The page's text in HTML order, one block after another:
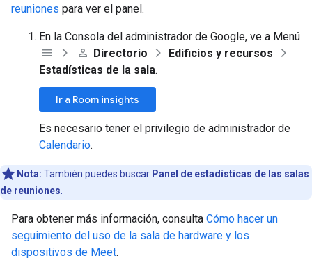
reuniones para ver el panel.
En la Consola del administrador de Google, ve a Menú
Directorio
Edificios y recursos
Estadísticas de la sala.
Ir a Room insights
Es necesario tener el privilegio de administrador de
Calendario.
Nota: También puedes buscar Panel de estadísticas de las salas
de reuniones
Para obtener más información, consulta Cómo hacer un
seguimiento del uso de la sala de hardware y los
dispositivos de Meet.